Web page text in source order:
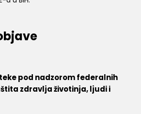
pod nadzorom federalnih
zdravlja životinja, ljudi i